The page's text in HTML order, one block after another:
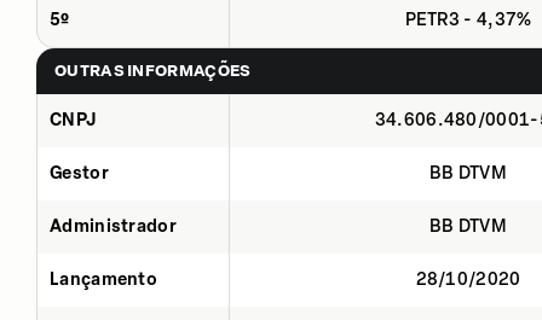
5º PETR3 - 4,37%
OUTRAS INFORMAÇÕES
CNPJ 34.606.480/0001-
Gestor BB DTVM
Administrador BB DTVM
Lançamento 28/10/2020